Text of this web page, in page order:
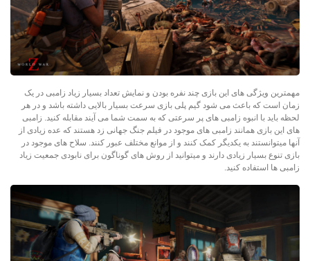
مهمترین ویژگی های این بازی چند نفره بودن و نمایش تعداد بسیار زیاد زامبی در یک
زمان است که باعث می شود گیم پلی بازی سرعت بسیار بالایی داشته باشد و در هر
لحظه باید با انبوه زامبی های پر سرعتی که به سمت شما می آیند مقابله کنید. زامبی
های این بازی همانند زامبی های موجود در فیلم جنگ جهانی زد هستند که عده زیادی از
آنها میتوانستند به یکدیگر کمک کنند و از موانع مختلف عبور کنند. سلاح های موجود در
بازی تنوع بسیار زیادی دارند و میتوانید از روش های گوناگون برای نابودی جمعیت زیاد
زامبی ها استفاده کنید.